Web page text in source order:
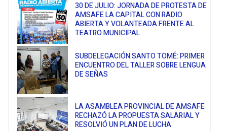
30 DE JULIO: JORNADA DE PROTESTA DE
AMSAFE LA CAPITAL CON RADIO
ABIERTA Y VOLANTEADA FRENTE AL
TEATRO MUNICIPAL
SUBDELEGACIÓN SANTO TOMÉ: PRIMER
ENCUENTRO DEL TALLER SOBRE LENGUA
DE SEÑAS
LA ASAMBLEA PROVINCIAL DE AMSAFE
RECHAZÓ LA PROPUESTA SALARIAL Y
RESOLVIÓ UN PLAN DE LUCHA